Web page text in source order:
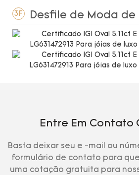
3F Desfile de Moda de
Entre Em Contato
Basta deixar seu e -mail ou
formulário de contato para
uma cotação gratuita para